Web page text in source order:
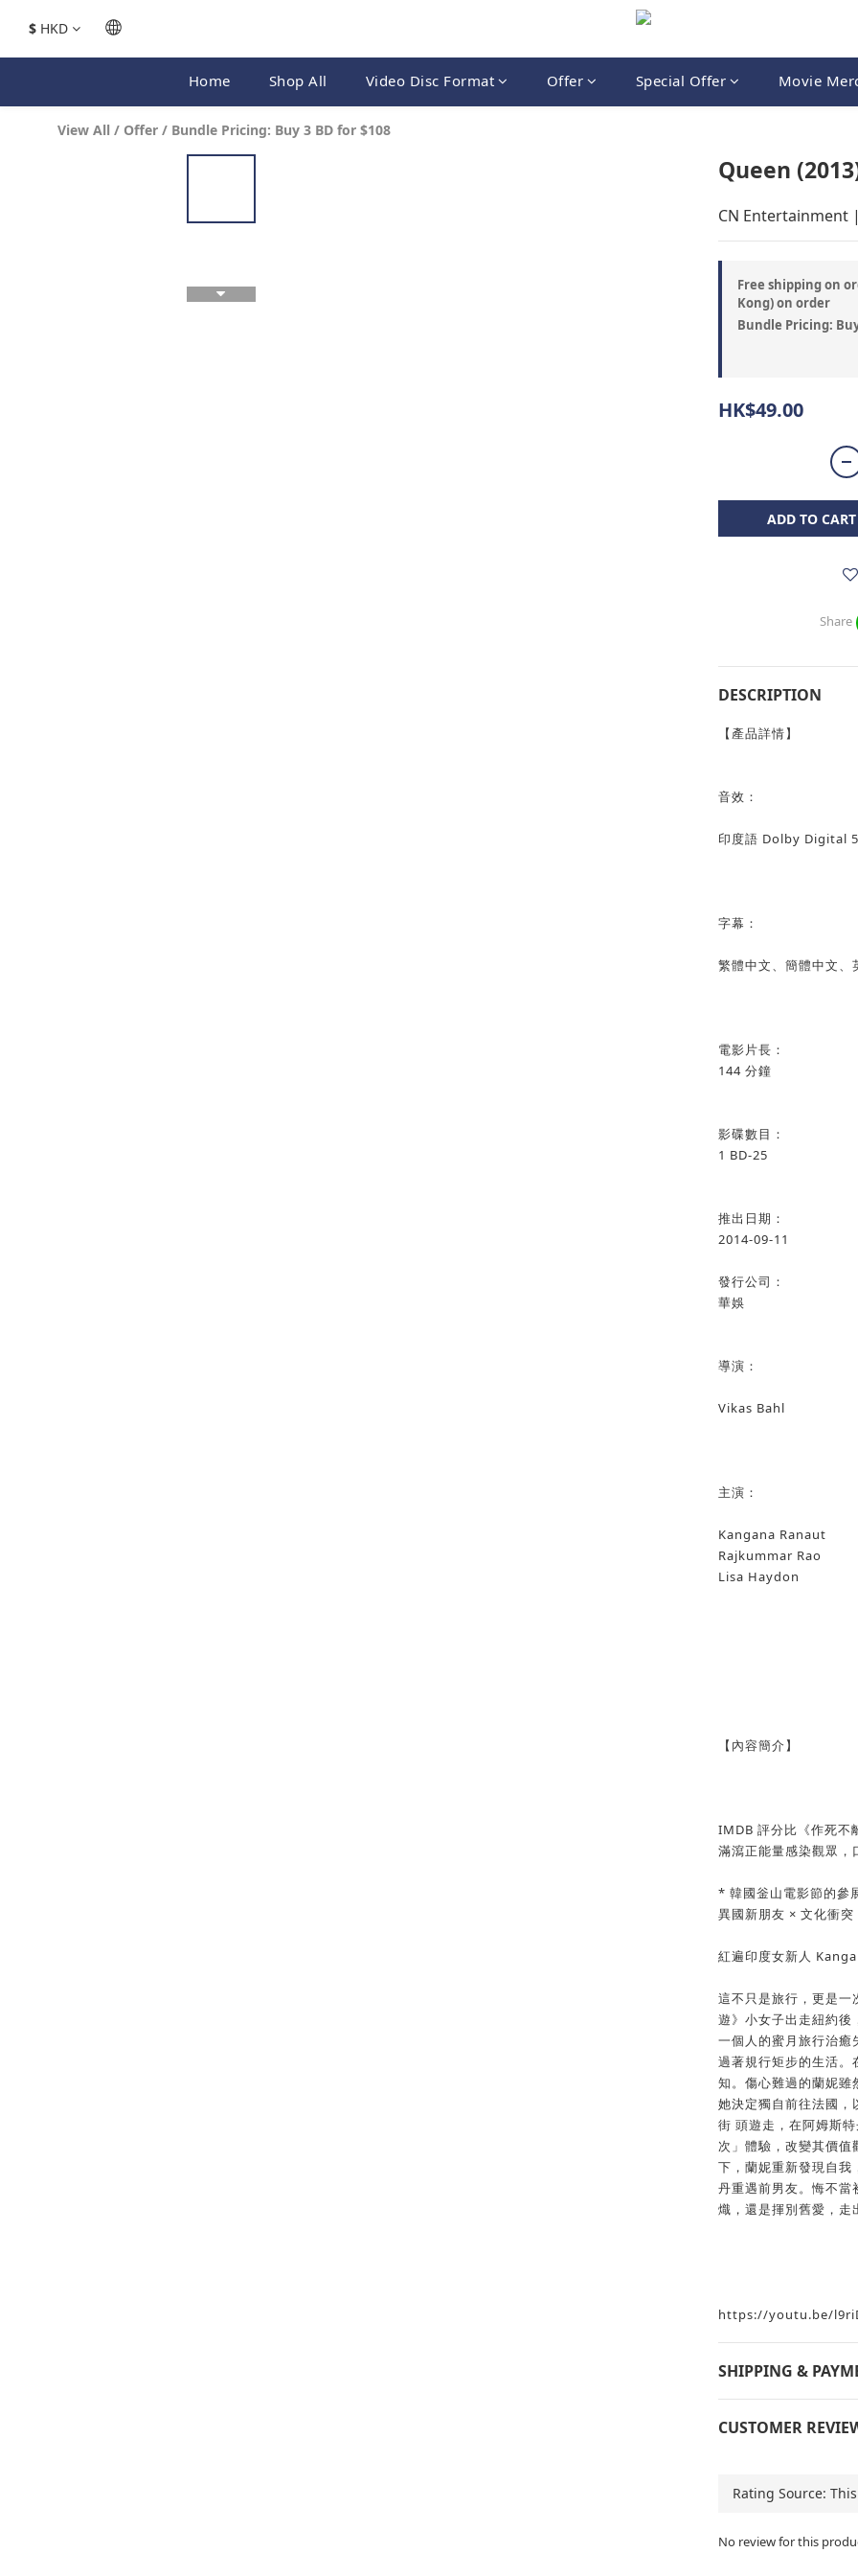
$ HKD
Home Shop All Video Disc Format Offer Special Offer Movie
View All / Offer / Bundle Pricing: Buy 3 BD for $108
Queen
CN Entertainment
Free shipping on
Kong) on order
Bundle Pricing:
HK$49.00
ADD TO CART
Share
DESCRIPTION
【產品詳情】
音效：
印度語 Dolby Digital
字幕：
繁體中文、簡體中文、
電影片長：
144 分鐘
影碟數目：
1 BD-25
推出日期：
2014-09-11
發行公司：
華娛
導演：
Vikas Bahl
主演：
Kangana Ranaut
Rajkummar Rao
Lisa Haydon
【內容簡介】
IMDB 評分比《作死不
滿瀉正能量感染觀眾
* 韓國釡山電影節的參
異國新朋友 × 文化衝突
紅遍印度女新人
這不只是旅行，更是一
遊》小女子出走紐約後
一個人的蜜月旅行治癒
過著規行矩步的生活。
知。傷心難過的蘭妮雖
她決定獨自前往法國，
街 頭遊走，在阿姆斯
次」體驗，改變其價
下，蘭妮重新發現自我
丹重遇前男友。悔不當
熾，還是揮別舊愛，走
https://youtu.be/
SHIPPING &
CUSTOMER
No review for this